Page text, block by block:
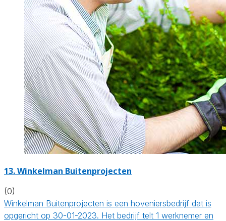
13.Winkelman Buitenprojecten
(0)
Winkelman Buitenprojecten is een hoveniersbedrijf dat is
opgericht op 30-01-2023. Het bedrijf telt 1 werknemer en